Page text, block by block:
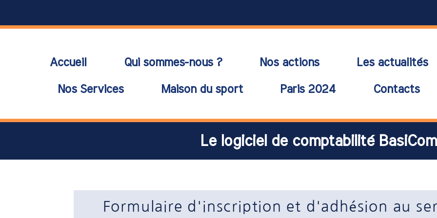
Accueil Qui sommes-nous ? Nos actions Les actualités
Nos Services Maison du sport Paris 2024 Contacts
Le logiciel de comptabilité
Formulaire d'inscription et d'adhésion au